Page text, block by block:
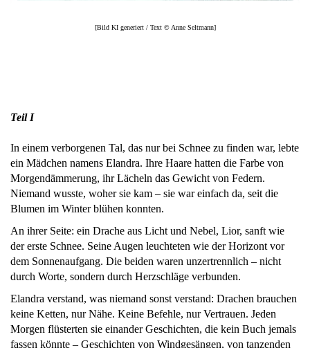
[Bild KI generiert / Text © Anne Seltmann]
Teil I
In einem verborgenen Tal, das nur bei Schnee zu finden war, lebte
ein Mädchen namens Elandra. Ihre Haare hatten die Farbe von
Morgendämmerung, ihr Lächeln das Gewicht von Federn.
Niemand wusste, woher sie kam – sie war einfach da, seit die
Blumen im Winter blühen konnten.
An ihrer Seite: ein Drache aus Licht und Nebel, Lior, sanft wie
der erste Schnee. Seine Augen leuchteten wie der Horizont vor
dem Sonnenaufgang. Die beiden waren unzertrennlich – nicht
durch Worte, sondern durch Herzschläge verbunden.
Elandra verstand, was niemand sonst verstand: Drachen brauchen
keine Ketten, nur Nähe. Keine Befehle, nur Vertrauen. Jeden
Morgen flüsterten sie einander Geschichten, die kein Buch jemals
fassen könnte – Geschichten von Windgesängen, von tanzenden